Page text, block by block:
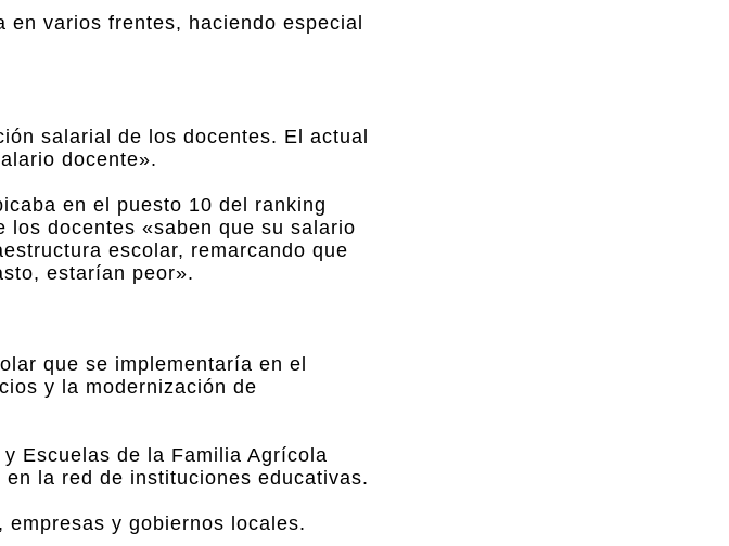
varios frentes, haciendo especial
salarial de los docentes. El actual
docente».
en el puesto 10 del ranking
docentes «saben que su salario
escolar, remarcando que
estarían peor».
que se implementaría en el
y la modernización de
Escuelas de la Familia Agrícola
la red de instituciones educativas.
y gobiernos locales.